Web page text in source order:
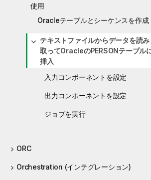
使用
Oracleテーブルとシーケンスを作成
テキストファイルからデータを読み
取ってOracleのPERSONテーブル
挿入
入力コンポーネントを設定
出力コンポーネントを設定
ジョブを実行
ORC
Orchestration (インテグレーション)